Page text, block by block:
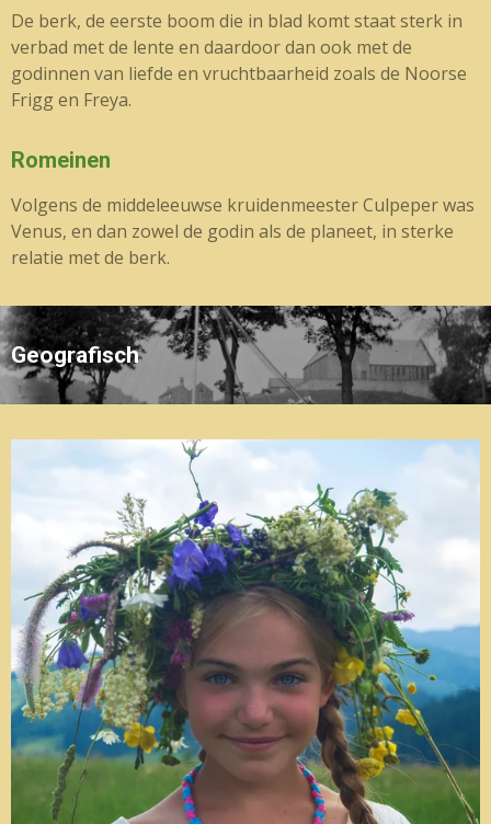
De berk, de eerste boom die in blad komt staat sterk in
verbad met de lente en daardoor dan ook met de
godinnen van liefde en vruchtbaarheid zoals de Noorse
Frigg en Freya.
Romeinen
Volgens de middeleeuwse kruidenmeester Culpeper was
Venus, en dan zowel de godin als de planeet, in sterke
relatie met de berk.
Geografisch